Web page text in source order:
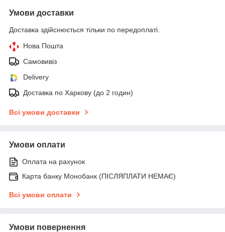
Умови доставки
Доставка здійснюється тільки по передоплаті.
Нова Пошта
Самовивіз
Delivery
Доставка по Харкову (до 2 годин)
Всі умови доставки
Умови оплати
Оплата на рахунок
Карта банку Монобанк (ПІСЛЯПЛАТИ НЕМАЄ)
Всі умови оплати
Умови повернення